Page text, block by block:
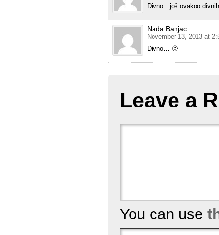
Divno…još ovakoo
Nada Banjac
November 13, 2013 at
Divno… 🙂
Leave a
You can use